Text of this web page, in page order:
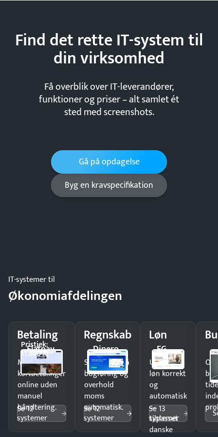
Find det rette IT-system til
dinvirksomhed
Få overblik over IT-leverandører,
funktioner og priser – alt samlet ét
sted med screenshots.
Gå på opdagelse
Byg en kravspecifikation
IT-systemer til
Økonomiafdelingen
Betaling
Flatpay
Pristjek:
11.880 kr
Modtag
kortbetalinger
online uden
manuel
håndtering.
Se 12
systemer
Regnskab
Dinero
Spar timer på
bogføring og
overhold
moms
automatisk.
Se 12
systemer
Løn
EG
Udbetal
løn korrekt
og
automatisk
—
tilpasset
danske
Se 13
systemer